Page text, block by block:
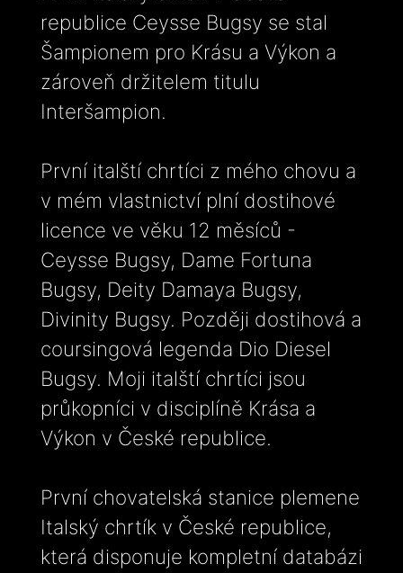
republice Ceysse Bugsy se stal
Šampionem pro Krásu a Výkon a
zároveň držitelem titulu
Interšampion.
První italští chrtíci z mého chovu a
v mém vlastnictví plní dostihové
licence ve věku 12 měsíců -
Ceysse Bugsy, Dame Fortuna
Bugsy, Deity Damaya Bugsy,
Divinity Bugsy. Později dostihová a
coursingová legenda Dio Diesel
Bugsy. Moji italští chrtíci jsou
průkopníci v disciplíně Krása a
Výkon v České republice.
První chovatelská stanice plemene
Italský chrtík v České republice,
která disponuje kompletní databázi